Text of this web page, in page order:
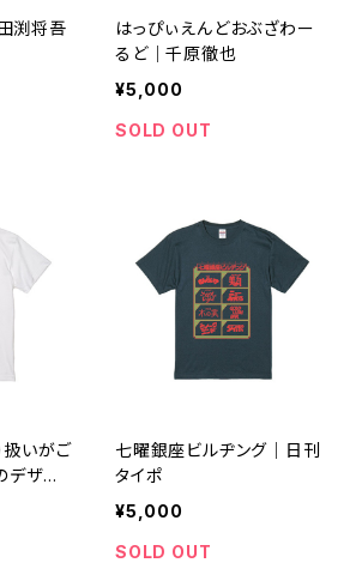
渕将吾
はっぴぃえんどおぶざわー
るど｜千原徹也
¥5,000
SOLD OUT
扱いがご
デザイ
七曜銀座ビルヂング｜日刊
タイポ
¥5,000
SOLD OUT